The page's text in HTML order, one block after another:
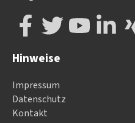
Hinweise
Impressum
Datenschutz
Kontakt